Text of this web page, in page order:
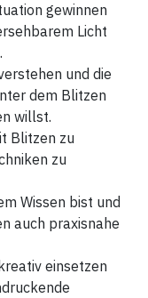
gewinnen
Licht
und die
dem Blitzen
willst.
Blitzen zu
zu
Wissen bist und
auch praxisnahe
einsetzen